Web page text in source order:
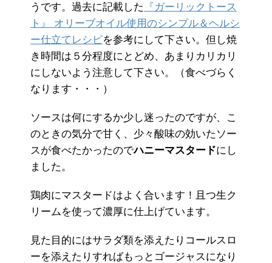
うです。過去に記載した
『ガーリックトース
ト』 オリーブオイル使用のシンプル＆ヘルシ
ー仕立てレシピを参考にして下さい。但し焼
き時間は５分程度にとどめ、あまりカリカリ
にしないよう注意して下さい。（食べづらく
なります・・・）
ソースは何にするか少し迷ったのですが、こ
のときの気分で甘く、少々酸味の効いたソー
スが食べたかったのでハニーマスタードにし
ました。
鶏肉にマスタードはよく合います！且つ生ク
リームを使って濃厚に仕上げています。
見た目的にはサラダ類を添えたりコールスロ
ーを添えたりすればもっとゴージャスになり